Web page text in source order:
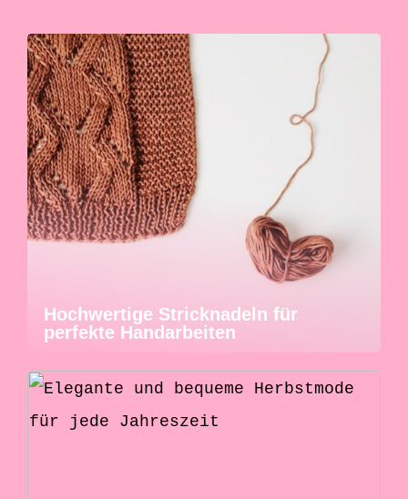
Hochwertige Stricknadeln für
perfekte Handarbeiten